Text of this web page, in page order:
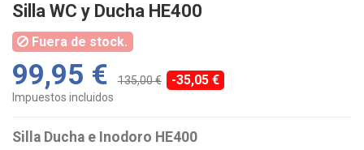
Silla WC y Ducha HE400
Fuera de stock.
99,95 € 135,00 € -35,05 €
Impuestos incluidos
Silla Ducha e Inodoro HE400